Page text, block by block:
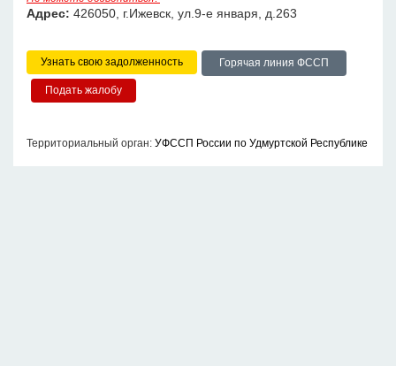
Адрес: 426050, г.Ижевск, ул.9-е января, д.263
Узнать свою задолженность Горячая линия ФССП
Территориальный орган: УФССП России по Удмуртской Республике